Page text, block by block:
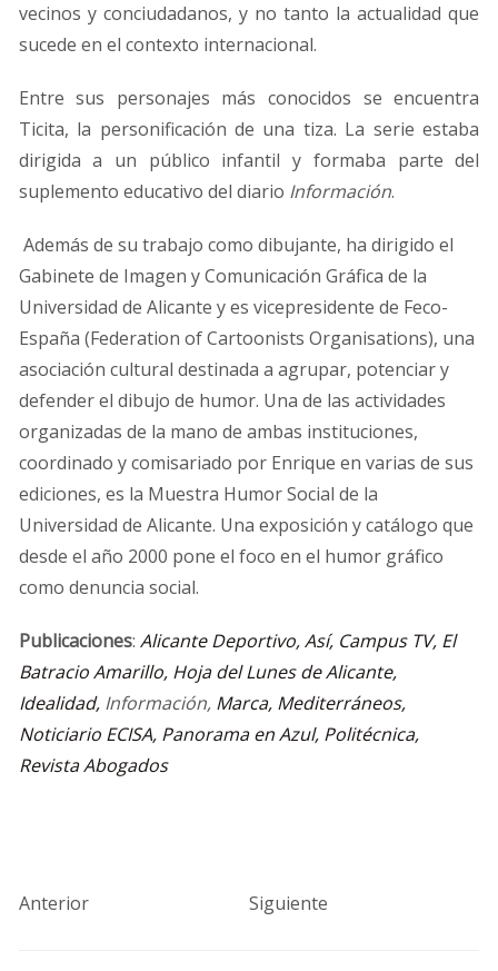
vecinos y conciudadanos, y no tanto la actualidad que
sucede en el contexto internacional.
Entre sus personajes más conocidos se encuentra
Ticita, la personificación de una tiza. La serie estaba
dirigida a un público infantil y formaba parte del
suplemento educativo del diario Información.
Además de su trabajo como dibujante, ha dirigido el
Gabinete de Imagen y Comunicación Gráfica de la
Universidad de Alicante y es vicepresidente de Feco-
España (Federation of Cartoonists Organisations), una
asociación cultural destinada a agrupar, potenciar y
defender el dibujo de humor. Una de las actividades
organizadas de la mano de ambas instituciones,
coordinado y comisariado por Enrique en varias de sus
ediciones, es la Muestra Humor Social de la
Universidad de Alicante. Una exposición y catálogo que
desde el año 2000 pone el foco en el humor gráfico
como denuncia social.
Publicaciones: Alicante Deportivo, Así, Campus TV, El
Batracio Amarillo, Hoja del Lunes de Alicante,
Idealidad, Información, Marca, Mediterráneos,
Noticiario ECISA, Panorama en Azul, Politécnica,
Revista Abogados
Anterior Siguiente